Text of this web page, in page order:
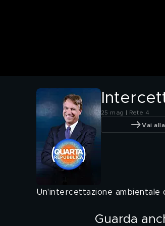
25 mag | Rete 4
Vai
Un'intercettazione ambientale
Guarda